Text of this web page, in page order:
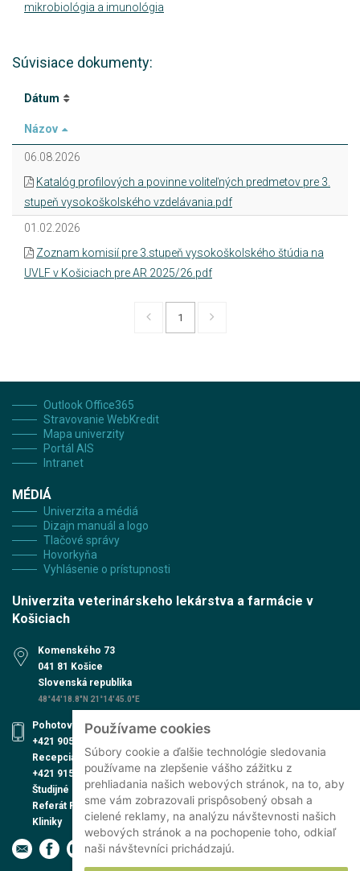
Používame cookies
Súbory cookie a ďalšie technológie sledovania
používame na zlepšenie vášho zážitku z
prehliadania našich webových stránok, na to, aby
sme vám zobrazovali prispôsobený obsah a
cielené reklamy, na analýzu návštevnosti našich
webových stránok a na pochopenie toho, odkiaľ
naši návštevníci prichádzajú.
mikrobiológia a imunológia
Súvisiace dokumenty:
Dátum
Názov
06.08.2026
Katalóg profilových a povinne voliteľných predmetov pre 3.
stupeň vysokoškolského vzdelávania.pdf
01.02.2026
Zoznam komisií pre 3.stupeň vysokoškolského štúdia na
UVLF v Košiciach pre AR 2025/26.pdf
1
Outlook Office365
Stravovanie WebKredit
Mapa univerzity
Portál AIS
Intranet
MÉDIÁ
Univerzita a médiá
Dizajn manuál a logo
Tlačové správy
Hovorkyňa
Vyhlásenie o prístupnosti
Univerzita veterinárskeho lekárstva a farmácie v
Košiciach
Komenského 73
041 81 Košice
Slovenská republika
48°44'18.8"N 21°14'45.0"E
Pohotovosť UVN
+421 905 579 559
Recepcia UVN
+421 915 991 474
Študijné oddelenie
Referát PhD. štúdia
Kliniky